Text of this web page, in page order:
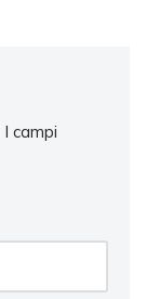
I campi